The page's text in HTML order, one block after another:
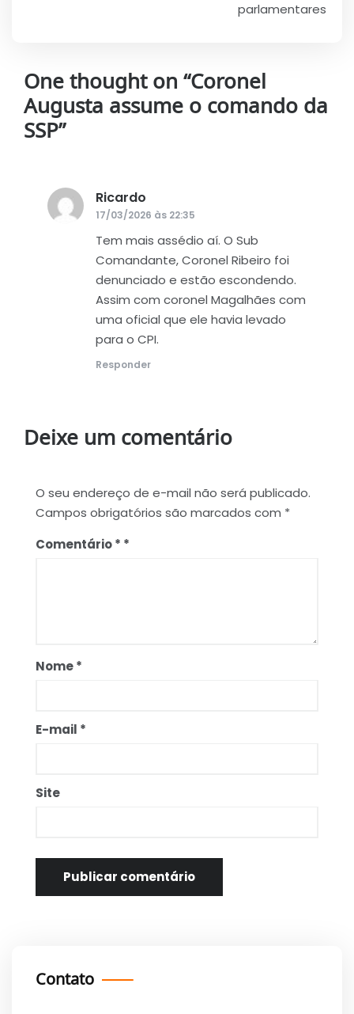
parlamentares
One thought on “Coronel
Augusta assume o comando da
SSP”
Ricardo
17/03/2026 às 22:35
Tem mais assédio aí. O Sub
Comandante, Coronel Ribeiro foi
denunciado e estão escondendo.
Assim com coronel Magalhães com
uma oficial que ele havia levado
para o CPI.
Responder
Deixe um comentário
O seu endereço de e-mail não será publicado.
Campos obrigatórios são marcados com *
Comentário*
Nome*
E-mail *
Site
Contato